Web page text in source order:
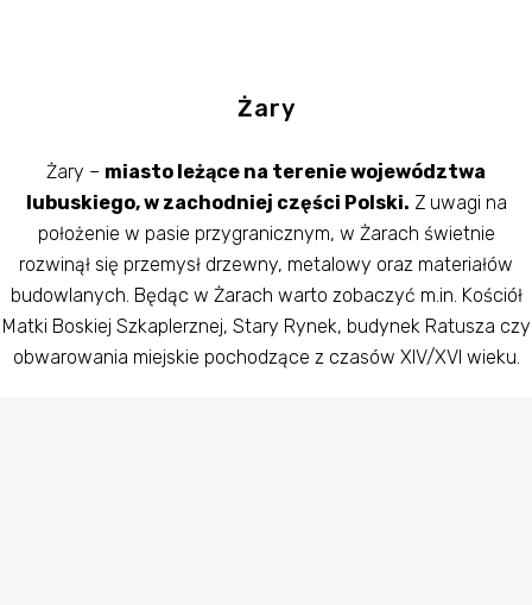
Żary
Żary – miasto leżące na terenie województwa
lubuskiego, w zachodniej części Polski. Z uwagi na
położenie w pasie przygranicznym, w Żarach świetnie
rozwinął się przemysł drzewny, metalowy oraz materiałów
budowlanych. Będąc w Żarach warto zobaczyć m.in. Kościół
Matki Boskiej Szkaplerznej, Stary Rynek, budynek Ratusza czy
obwarowania miejskie pochodzące z czasów XIV/XVI wieku.